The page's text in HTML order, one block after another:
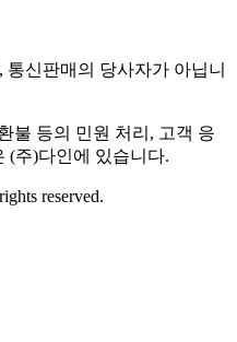
신판매의 당사자가 아닙니
불 등의 민원 처리, 고객 응
(주)다인에 있습니다.
reserved.